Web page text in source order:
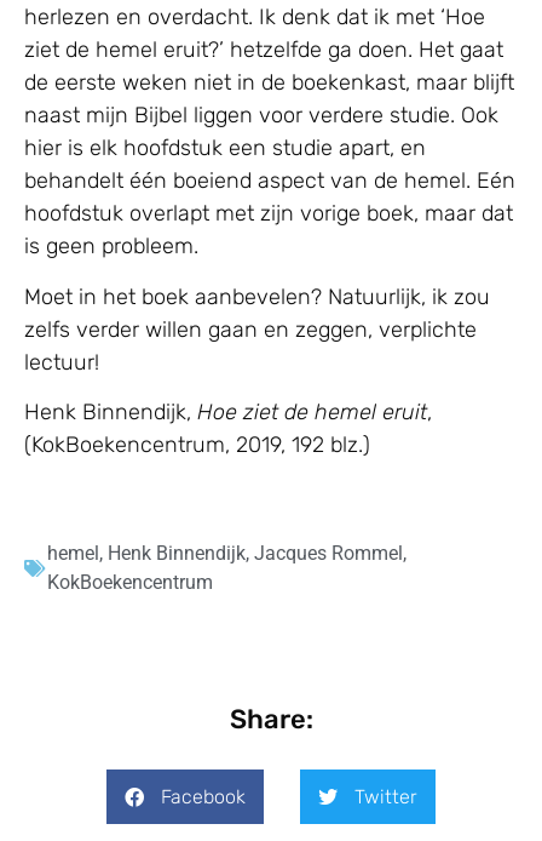
herlezen en overdacht. Ik denk dat ik met ‘Hoe
ziet de hemel eruit?’ hetzelfde ga doen. Het gaat
de eerste weken niet in de boekenkast, maar blijft
naast mijn Bijbel liggen voor verdere studie. Ook
hier is elk hoofdstuk een studie apart, en
behandelt één boeiend aspect van de hemel. Eén
hoofdstuk overlapt met zijn vorige boek, maar dat
is geen probleem.
Moet in het boek aanbevelen? Natuurlijk, ik zou
zelfs verder willen gaan en zeggen, verplichte
lectuur!
Henk Binnendijk, Hoe ziet de hemel eruit,
(KokBoekencentrum, 2019, 192 blz.)
hemel , Henk Binnendijk, Jacques Rommel ,
KokBoekencentrum
Share:
Facebook Twitter